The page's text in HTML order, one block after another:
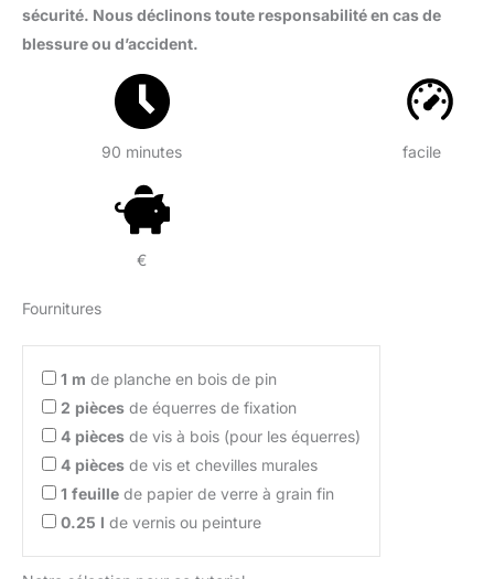
sécurité. Nous déclinons toute responsabilité en cas de
blessure ou d’accident.
90 minutes facile
€
Fournitures
1 m de planche en bois de pin
2 pièces de équerres de fixation
4 pièces de vis à bois (pour les équerres)
4 pièces de vis et chevilles murales
1 feuille de papier de verre à grain fin
0.25 l de vernis ou peinture